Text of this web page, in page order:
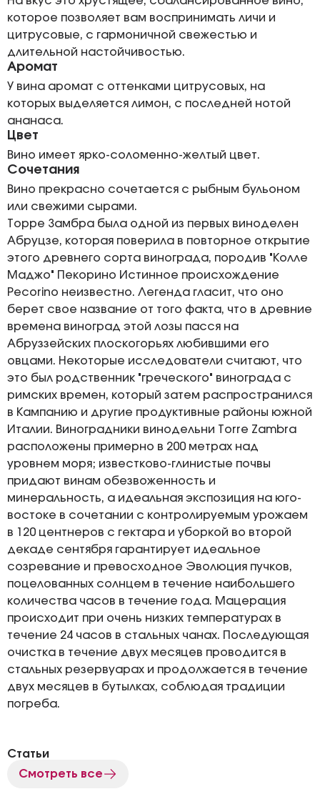
которое позволяет вам воспринимать личи и
цитрусовые, с гармоничной свежестью и
длительной настойчивостью.
Аромат
У вина аромат с оттенками цитрусовых, на
которых выделяется лимон, с последней нотой
ананаса.
Цвет
Вино имеет ярко-соломенно-желтый цвет.
Сочетания
Вино прекрасно сочетается с рыбным бульоном
или свежими сырами.
Торре Замбра была одной из первых виноделен
Абруцзе, которая поверила в повторное открытие
этого древнего сорта винограда, породив "Колле
Маджо" Пекорино Истинное происхождение
Pecorino неизвестно. Легенда гласит, что оно
берет свое название от того факта, что в древние
времена виноград этой лозы пасся на
Абруззейских плоскогорьях любившими его
овцами. Некоторые исследователи считают, что
это был родственник "греческого" винограда с
римских времен, который затем распространился
в Кампанию и другие продуктивные районы южной
Италии. Виноградники винодельни Torre Zambra
расположены примерно в 200 метрах над
уровнем моря; известково-глинистые почвы
придают винам обезвоженность и
минеральность, а идеальная экспозиция на юго-
востоке в сочетании с контролируемым урожаем
в 120 центнеров с гектара и уборкой во второй
декаде сентября гарантирует идеальное
созревание и превосходное Эволюция пучков,
поцелованных солнцем в течение наибольшего
количества часов в течение года. Мацерация
происходит при очень низких температурах в
течение 24 часов в стальных чанах. Последующая
очистка в течение двух месяцев проводится в
стальных резервуарах и продолжается в течение
двух месяцев в бутылках, соблюдая традиции
погреба.
Статьи
Смотреть все